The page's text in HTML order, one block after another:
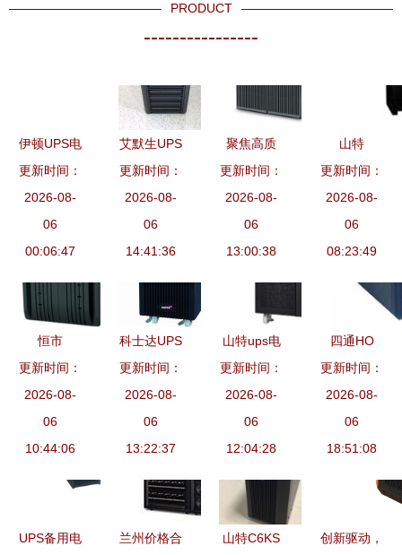
PRODUCT
----------------
伊顿UPS电
源 全面守
护你的设备
安全
更新时间：
2026-08-
06
00:06:47
艾默生UPS
电源
GXE06K00TL1101C00
长延时外接
电池组配置
更新时间：
2026-08-
06
14:41:36
聚焦高质
量，合肥浩
沅电子供应
的UPS电源
优势与选购
更新时间：
2026-08-
06
13:00:38
山特
100001元
以上UPS电
源 高端性
能与可靠保
更新时间：
2026-08-
06
08:23:49
恒市
ES210/ES350
系列
1500VA
UPS电源评
电保障与数
更新时间：
2026-08-
06
10:44:06
科士达UPS
电源YD
C9110S银
川现货报价
及产品性能
更新时间：
2026-08-
06
13:22:37
山特ups电
源3c15ks
产品介绍
技术参数
更新时间：
2026-08-
06
12:04:28
四通HO
750 UPS电
源 稳定护
航，守护设
备每一刻
更新时间：
2026-08-
06
18:51:08
UPS备用电
兰州价格合
山特C6KS
创新驱动，